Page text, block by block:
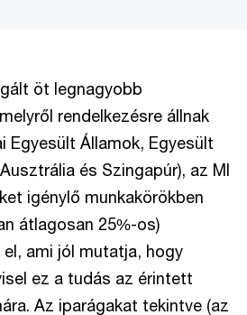
öt legnagyobb
rendelkezésre állnak
Egyesült Államok, Egyesült
és Szingapúr), az MI
igénylő munkakörökben
átlagosan 25%-os)
ami jól mutatja, hogy
ez a tudás az érintett
Az iparágakat tekintve (az